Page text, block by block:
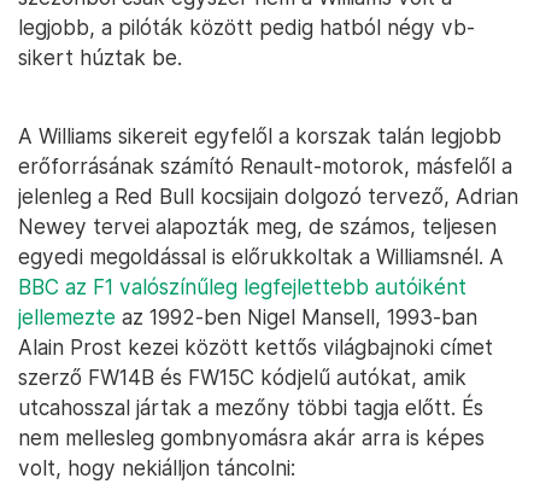
legjobb, a pilóták között pedig hatból négy vb-
sikert húztak be.
A Williams sikereit egyfelől a korszak talán legjobb
erőforrásának számító Renault-motorok, másfelől a
jelenleg a Red Bull kocsijain dolgozó tervező, Adrian
Newey tervei alapozták meg, de számos, teljesen
egyedi megoldással is előrukkoltak a Williamsnél. A
BBC az F1 valószínűleg legfejlettebb autóiként
jellemezte az 1992-ben Nigel Mansell, 1993-ban
Alain Prost kezei között kettős világbajnoki címet
szerző FW14B és FW15C kódjelű autókat, amik
utcahosszal jártak a mezőny többi tagja előtt. És
nem mellesleg gombnyomásra akár arra is képes
volt, hogy nekiálljon táncolni: